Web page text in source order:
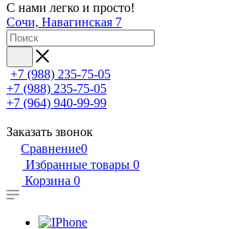
С нами легко и просто!
Сочи, Навагинская 7
+7 (988) 235-75-05
+7 (988) 235-75-05
+7 (964) 940-99-99
Заказать звонок
Сравнение0
Избранные товары 0
Корзина 0